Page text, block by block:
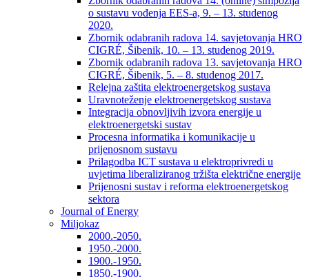
o sustavu vođenja EES-a, 9. – 13. studenog
2020.
Zbornik odabranih radova 14. savjetovanja HRO
CIGRÉ, Šibenik, 10. – 13. studenog 2019.
Zbornik odabranih radova 13. savjetovanja HRO
CIGRÉ, Šibenik, 5. – 8. studenog 2017.
Relejna zaštita elektroenergetskog sustava
Uravnoteženje elektroenergetskog sustava
Integracija obnovljivih izvora energije u
elektroenergetski sustav
Procesna informatika i komunikacije u
prijenosnom sustavu
Prilagodba ICT sustava u elektroprivredi u
uvjetima liberaliziranog tržišta električne energije
Prijenosni sustav i reforma elektroenergetskog
sektora
Journal of Energy
Miljokaz
2000.-2050.
1950.-2000.
1900.-1950.
1850.-1900.